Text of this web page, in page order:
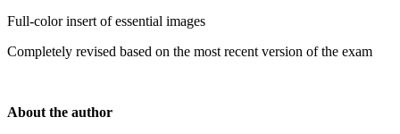
Full-color insert of essential images
Completely revised based on the most recent version of the exam
About the author